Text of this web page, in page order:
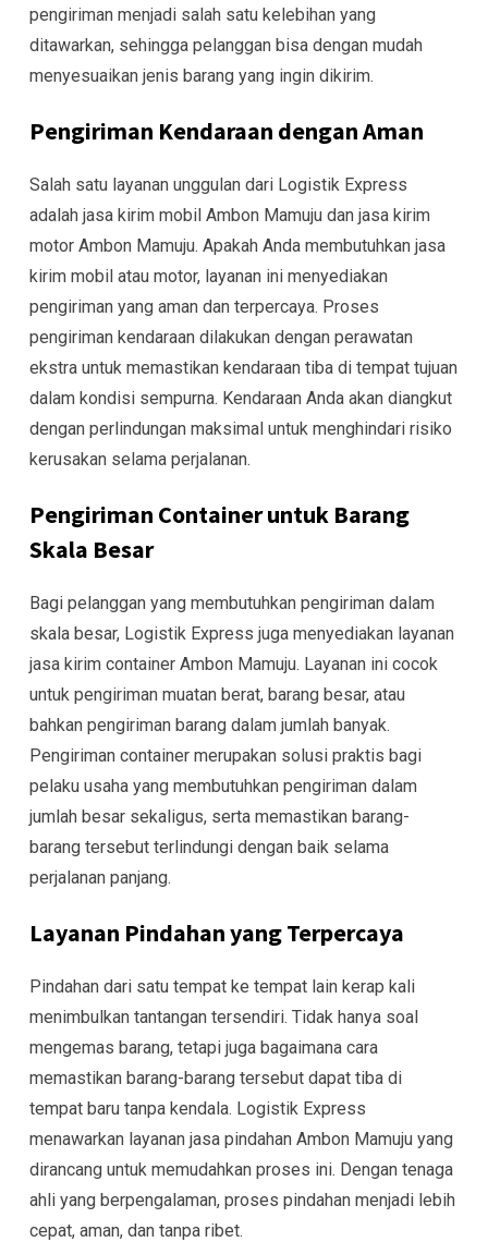
pengiriman menjadi salah satu kelebihan yang
ditawarkan, sehingga pelanggan bisa dengan mudah
menyesuaikan jenis barang yang ingin dikirim.
Pengiriman Kendaraan dengan Aman
Salah satu layanan unggulan dari Logistik Express
adalah jasa kirim mobil Ambon Mamuju dan jasa kirim
motor Ambon Mamuju. Apakah Anda membutuhkan jasa
kirim mobil atau motor, layanan ini menyediakan
pengiriman yang aman dan terpercaya. Proses
pengiriman kendaraan dilakukan dengan perawatan
ekstra untuk memastikan kendaraan tiba di tempat tujuan
dalam kondisi sempurna. Kendaraan Anda akan diangkut
dengan perlindungan maksimal untuk menghindari risiko
kerusakan selama perjalanan.
Pengiriman Container untuk Barang
Skala Besar
Bagi pelanggan yang membutuhkan pengiriman dalam
skala besar, Logistik Express juga menyediakan layanan
jasa kirim container Ambon Mamuju. Layanan ini cocok
untuk pengiriman muatan berat, barang besar, atau
bahkan pengiriman barang dalam jumlah banyak.
Pengiriman container merupakan solusi praktis bagi
pelaku usaha yang membutuhkan pengiriman dalam
jumlah besar sekaligus, serta memastikan barang-
barang tersebut terlindungi dengan baik selama
perjalanan panjang.
Layanan Pindahan yang Terpercaya
Pindahan dari satu tempat ke tempat lain kerap kali
menimbulkan tantangan tersendiri. Tidak hanya soal
mengemas barang, tetapi juga bagaimana cara
memastikan barang-barang tersebut dapat tiba di
tempat baru tanpa kendala. Logistik Express
menawarkan layanan jasa pindahan Ambon Mamuju yang
dirancang untuk memudahkan proses ini. Dengan tenaga
ahli yang berpengalaman, proses pindahan menjadi lebih
cepat, aman, dan tanpa ribet.